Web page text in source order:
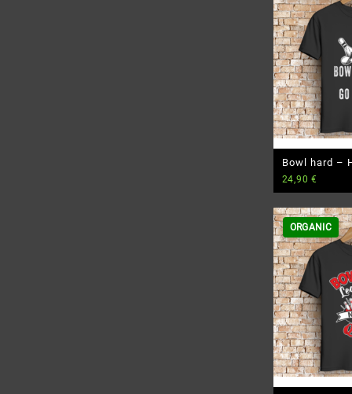
Bowl hard –
Bio T-Shirt
24,90€
ORGANIC